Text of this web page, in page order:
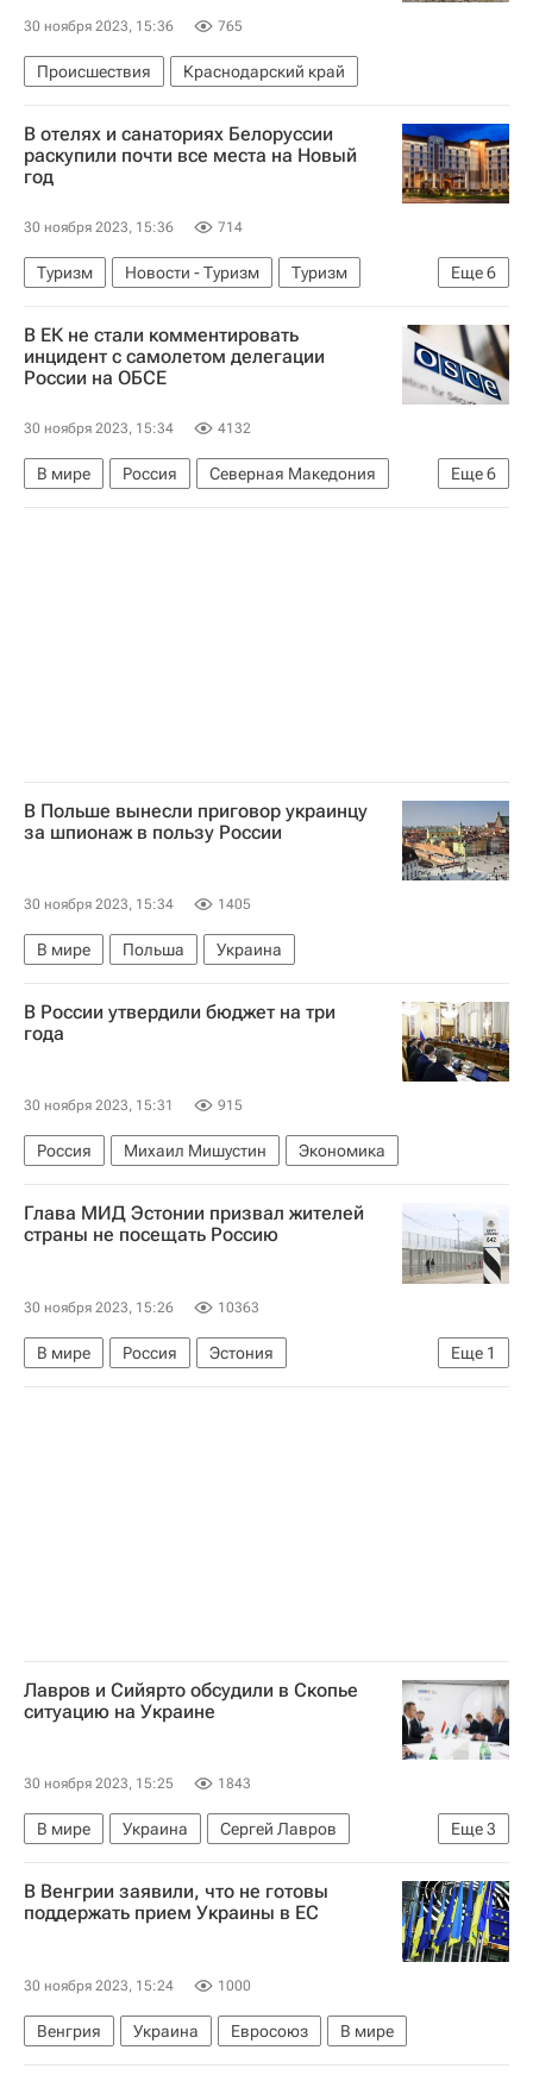
30 ноября 2023, 15:36 765
Происшествия Краснодарский край
В отелях и санаториях Белоруссии
раскупили почти все места на Новый
год
30 ноября 2023, 15:36 714
Еще6
Туризм Новости - Туризм
Туризм
туристы
Белоруссия
куда поехать
куда можно лететь
куда поехать в выходные
Новый год
В ЕК не стали комментировать
инцидент с самолетом делегации
России на ОБСЕ
30 ноября 2023, 15:34 4132
Еще6
В мире Россия
Северная Македония
Болгария
Мария Захарова
В Польше вынесли приговор украинцу
за шпионаж в пользу России
30 ноября 2023, 15:34 1405
В мире Польша Украина
В России утвердили бюджет на три
года
30 ноября 2023, 15:31 915
Россия Михаил Мишустин Экономика
Глава МИД Эстонии призвал жителей
страны не посещать Россию
30 ноября 2023, 15:26 10363
Еще 1
В мире Россия
Эстония
Санкции в отношении России
Лавров и Сийярто обсудили в Скопье
ситуацию на Украине
30 ноября 2023, 15:25 1843
Еще3
В мире Украина
Сергей Лавров
Петер Сийярто
ОБСЕ Скопье
В Венгрии заявили, что не готовы
поддержать прием Украины в ЕС
30 ноября 2023, 15:24 1000
Венгрия Украина Евросоюз В мире